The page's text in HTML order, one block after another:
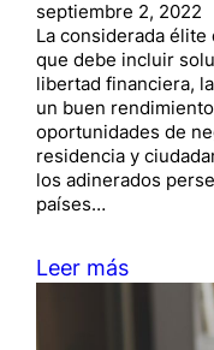
septiembre 2, 2022
La considerada
que debe incluir
libertad financiera,
un buen
oportunidades de
residencia y
los adinerados
países…
Leer más